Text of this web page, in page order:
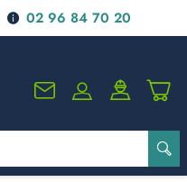
02 96 84 70 20